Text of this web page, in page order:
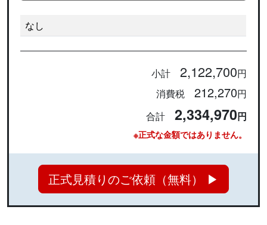
なし
小計 2,122,700円
消費税 212,270円
合計 2,334,970円
※正式な金額ではありません。
正式見積りのご依頼（無料） ▶